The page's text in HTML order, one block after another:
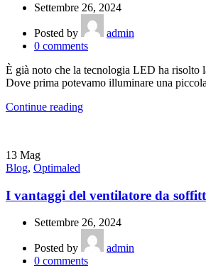
Settembre 26, 2024
Posted by
admin
0 comments
È già noto che la tecnologia LED ha risolto
Dove prima potevamo illuminare una
Continue reading
13 Mag
Blog, Optimaled
I vantaggi del ventilatore da
Settembre 26, 2024
Posted by
admin
0 comments